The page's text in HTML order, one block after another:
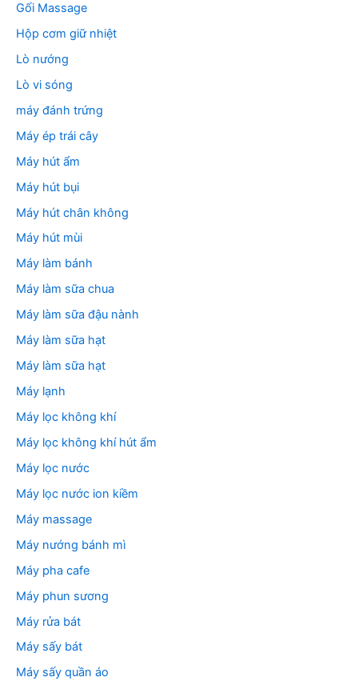
Gối Massage
Hộp cơm giữ nhiệt
Lò nướng
Lò vi sóng
máy đánh trứng
Máy ép trái cây
Máy hút ẩm
Máy hút bụi
Máy hút chân không
Máy hút mùi
Máy làm bánh
Máy làm sữa chua
Máy làm sữa đậu nành
Máy làm sữa hạt
Máy làm sữa hạt
Máy lạnh
Máy lọc không khí
Máy lọc không khí hút ẩm
Máy lọc nước
Máy lọc nước ion kiềm
Máy massage
Máy nướng bánh mì
Máy pha cafe
Máy phun sương
Máy rửa bát
Máy sấy bát
Máy sấy quần áo